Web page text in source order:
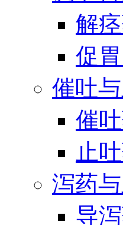
解
促
催吐
催
止
泻药
导